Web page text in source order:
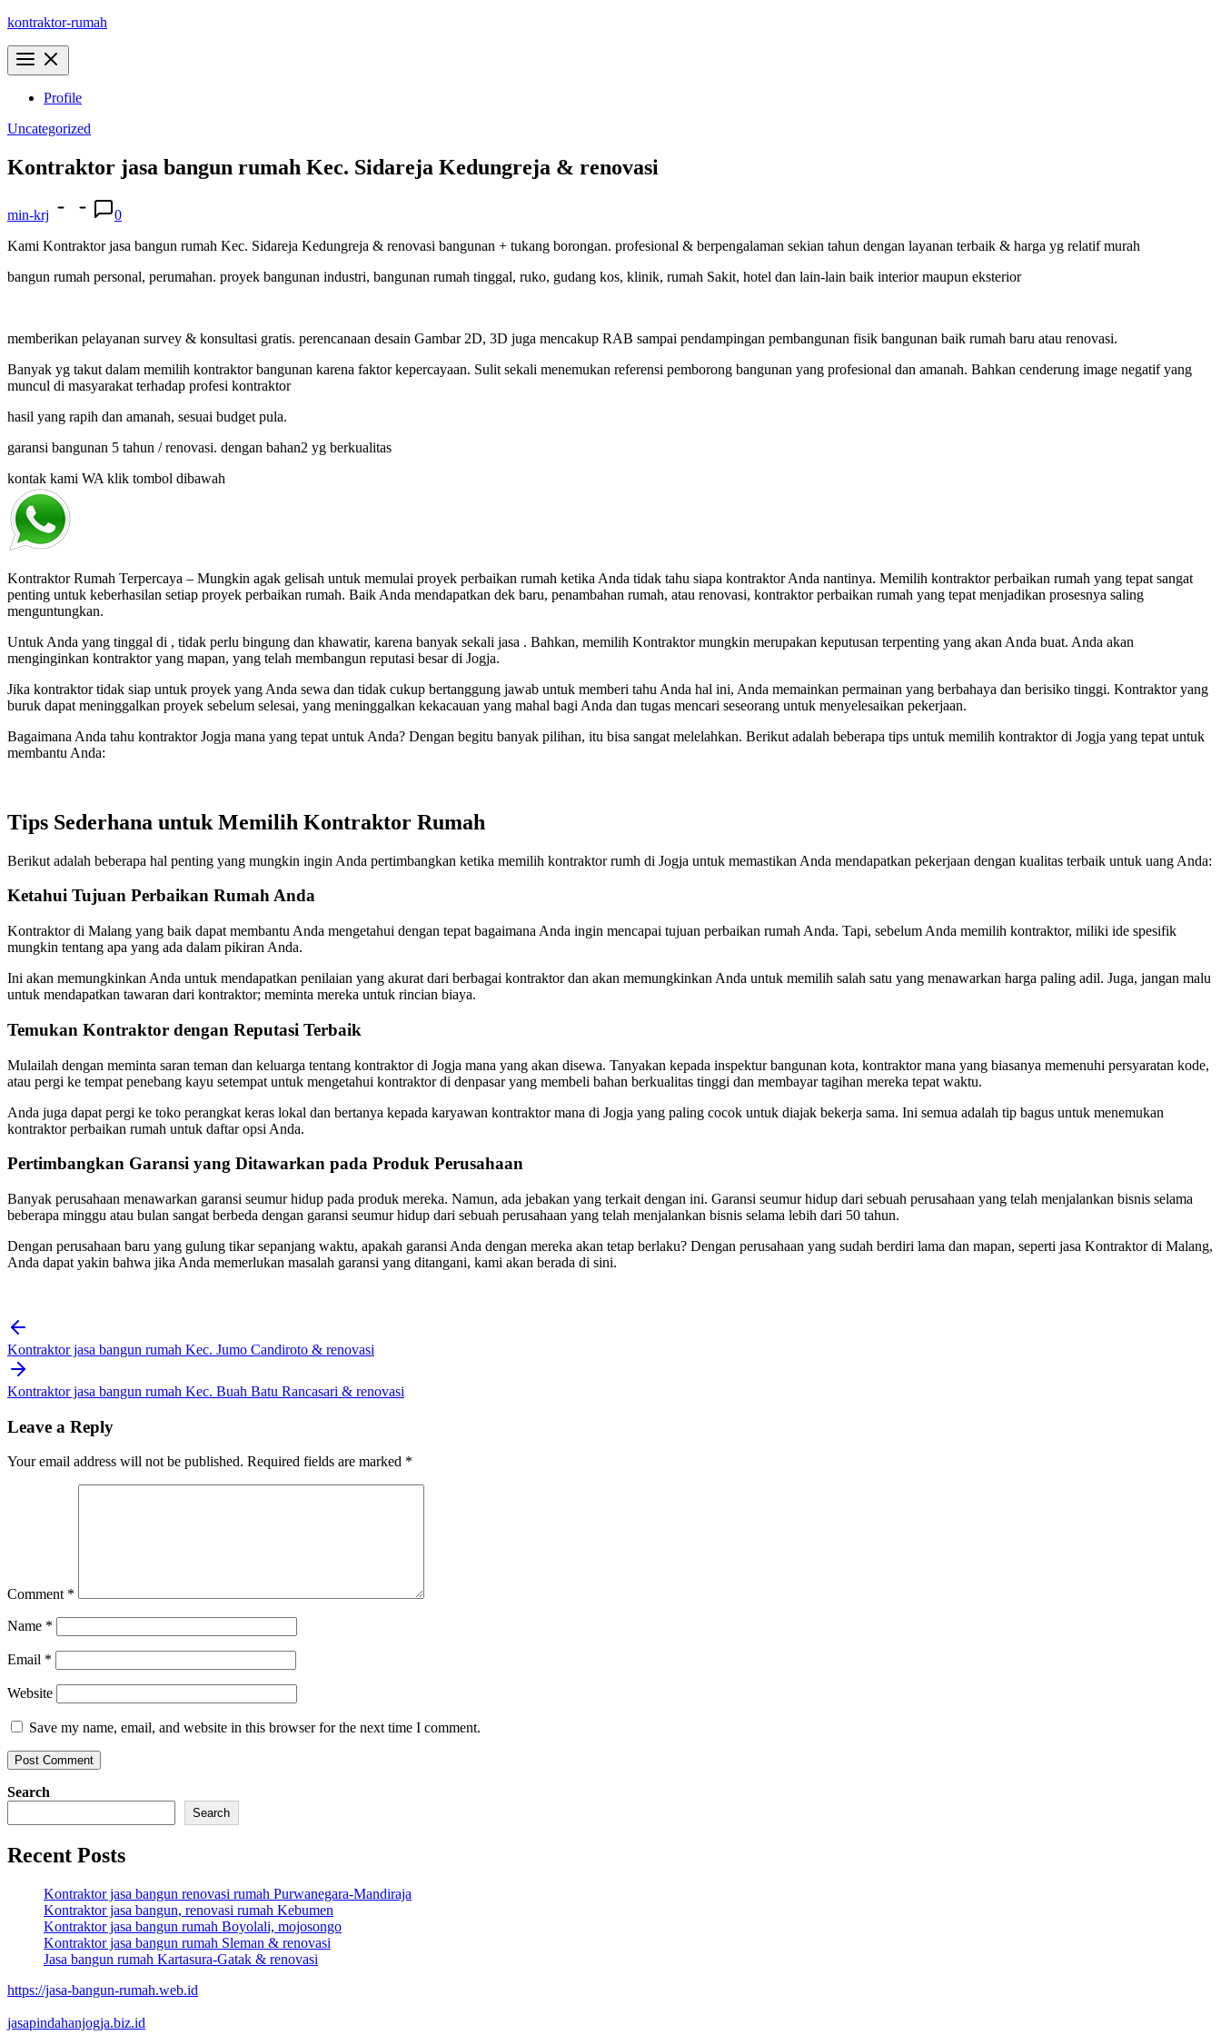
Skip
content
kontraktor-rumah
Profile
Uncategorized
Kontraktor jasa bangun rumah Kec. Sidareja Kedungreja & renovasi
min-krj
0
Kami Kontraktor jasa bangun rumah Kec. Sidareja Kedungreja & renovasi bangunan + tukang borongan. profesional & berpengalaman sekian tahun dengan layanan terbaik & harga yg relatif murah
bangun rumah personal, perumahan. proyek bangunan industri, bangunan rumah tinggal, ruko, gudang kos, klinik, rumah Sakit, hotel dan lain-lain baik interior maupun eksterior
memberikan pelayanan survey & konsultasi gratis. perencanaan desain Gambar 2D, 3D juga mencakup RAB sampai pendampingan pembangunan fisik bangunan baik rumah baru atau renovasi.
Banyak yg takut dalam memilih kontraktor bangunan karena faktor kepercayaan. Sulit sekali menemukan referensi pemborong bangunan yang profesional dan amanah. Bahkan cenderung image negatif yang
muncul di masyarakat terhadap profesi kontraktor
hasil yang rapih dan amanah, sesuai budget pula.
garansi bangunan 5 tahun / renovasi. dengan bahan2 yg berkualitas
kontak kami WA klik tombol dibawah
Kontraktor Rumah Terpercaya – Mungkin agak gelisah untuk memulai proyek perbaikan rumah ketika Anda tidak tahu siapa kontraktor Anda nantinya. Memilih kontraktor perbaikan rumah yang tepat sangat
penting untuk keberhasilan setiap proyek perbaikan rumah. Baik Anda mendapatkan dek baru, penambahan rumah, atau renovasi, kontraktor perbaikan rumah yang tepat menjadikan prosesnya saling
menguntungkan.
Untuk Anda yang tinggal di , tidak perlu bingung dan khawatir, karena banyak sekali jasa . Bahkan, memilih Kontraktor mungkin merupakan keputusan terpenting yang akan Anda buat. Anda akan
menginginkan kontraktor yang mapan, yang telah membangun reputasi besar di Jogja.
Jika kontraktor tidak siap untuk proyek yang Anda sewa dan tidak cukup bertanggung jawab untuk memberi tahu Anda hal ini, Anda memainkan permainan yang berbahaya dan berisiko tinggi. Kontraktor yang
buruk dapat meninggalkan proyek sebelum selesai, yang meninggalkan kekacauan yang mahal bagi Anda dan tugas mencari seseorang untuk menyelesaikan pekerjaan.
Bagaimana Anda tahu kontraktor Jogja mana yang tepat untuk Anda? Dengan begitu banyak pilihan, itu bisa sangat melelahkan. Berikut adalah beberapa tips untuk memilih kontraktor di Jogja yang tepat untuk
membantu Anda:
Tips Sederhana untuk Memilih Kontraktor Rumah
Berikut adalah beberapa hal penting yang mungkin ingin Anda pertimbangkan ketika memilih kontraktor rumh di Jogja untuk memastikan Anda mendapatkan pekerjaan dengan kualitas terbaik untuk uang Anda:
Ketahui Tujuan Perbaikan Rumah Anda
Kontraktor di Malang yang baik dapat membantu Anda mengetahui dengan tepat bagaimana Anda ingin mencapai tujuan perbaikan rumah Anda. Tapi, sebelum Anda memilih kontraktor, miliki ide spesifik
mungkin tentang apa yang ada dalam pikiran Anda.
Ini akan memungkinkan Anda untuk mendapatkan penilaian yang akurat dari berbagai kontraktor dan akan memungkinkan Anda untuk memilih salah satu yang menawarkan harga paling adil. Juga, jangan malu
untuk mendapatkan tawaran dari kontraktor; meminta mereka untuk rincian biaya.
Temukan Kontraktor dengan Reputasi Terbaik
Mulailah dengan meminta saran teman dan keluarga tentang kontraktor di Jogja mana yang akan disewa. Tanyakan kepada inspektur bangunan kota, kontraktor mana yang biasanya memenuhi persyaratan kode,
atau pergi ke tempat penebang kayu setempat untuk mengetahui kontraktor di denpasar yang membeli bahan berkualitas tinggi dan membayar tagihan mereka tepat waktu.
Anda juga dapat pergi ke toko perangkat keras lokal dan bertanya kepada karyawan kontraktor mana di Jogja yang paling cocok untuk diajak bekerja sama. Ini semua adalah tip bagus untuk menemukan
kontraktor perbaikan rumah untuk daftar opsi Anda.
Pertimbangkan Garansi yang Ditawarkan pada Produk Perusahaan
Banyak perusahaan menawarkan garansi seumur hidup pada produk mereka. Namun, ada jebakan yang terkait dengan ini. Garansi seumur hidup dari sebuah perusahaan yang telah menjalankan bisnis selama
beberapa minggu atau bulan sangat berbeda dengan garansi seumur hidup dari sebuah perusahaan yang telah menjalankan bisnis selama lebih dari 50 tahun.
Dengan perusahaan baru yang gulung tikar sepanjang waktu, apakah garansi Anda dengan mereka akan tetap berlaku? Dengan perusahaan yang sudah berdiri lama dan mapan, seperti jasa Kontraktor di Malang,
Anda dapat yakin bahwa jika Anda memerlukan masalah garansi yang ditangani, kami akan berada di sini.
Post
navigation
Kontraktor jasa bangun rumah Kec. Jumo Candiroto & renovasi
Kontraktor jasa bangun rumah Kec. Buah Batu Rancasari & renovasi
Leave a Reply
Your email address will not be published. Required fields are marked *
Comment *
Name *
Email *
Website
Save my name, email, and website in this browser for the next time I comment.
Search
Search
Recent Posts
Kontraktor jasa bangun renovasi rumah Purwanegara-Mandiraja
Kontraktor jasa bangun, renovasi rumah Kebumen
Kontraktor jasa bangun rumah Boyolali, mojosongo
Kontraktor jasa bangun rumah Sleman & renovasi
Jasa bangun rumah Kartasura-Gatak & renovasi
https://jasa-bangun-rumah.web.id
jasapindahanjogja.biz.id